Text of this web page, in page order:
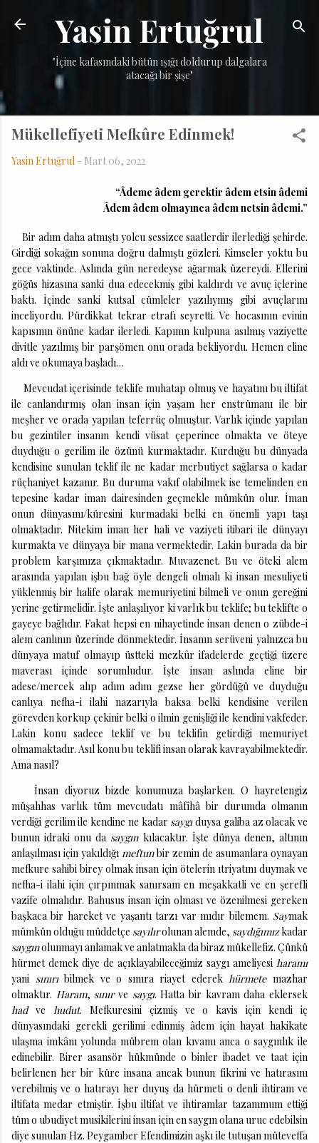
Ana içeriğe atla
Yasin Ertuğrul
"İçine kafasındaki bütün ışığı doldurup dalgalara
atacağı bir şişe"
Mükellefiyeti Mefkûre Edinmek!
Yasin Ertuğrul - Mart 06, 2022
“Âdeme âdem gerektir âdem etsin âdemi
Âdem âdem olmayınca âdem netsin âdemi.”
Bir adım daha atmıştı yolcu sessizce saatlerdir ilerlediği şehirde.
Girdiği sokağın sonuna doğru dalmıştı gözleri. Kimseler yoktu bu
gece vaktinde. Aslında gün neredeyse ağarmak üzereydi. Ellerini
göğüs hizasına sanki dua edecekmiş gibi kaldırdı ve avuç içlerine
baktı. İçinde sanki kutsal cümleler yazılıymış gibi avuçlarını
inceliyordu. Pürdikkat tekrar etrafı seyretti. Ve hocasının evinin
kapısının önüne kadar ilerledi. Kapının kulpuna asılmış vaziyette
divitle yazılmış bir parşömen onu orada bekliyordu. Hemen eline
aldı ve okumaya başladı…
Mevcudat içerisinde teklife muhatap olmuş ve hayatını bu iltifat
ile canlandırmış olan insan için yaşam her enstrümanı ile bir
meşher ve orada yapılan teferrüç olmuştur. Varlık içinde yapılan
bu gezintiler insanın kendi vüsat çeperince olmakta ve öteye
duyduğu o gerilim ile özünü kurmaktadır. Kurduğu bu dünyada
kendisine sunulan teklif ile ne kadar merbutiyet sağlarsa o kadar
rüçhaniyet kazanır. Bu duruma vakıf olabilmek ise temelinden en
tepesine kadar iman dairesinden geçmekle mümkün olur. İman
onun dünyasını/küresini kurmadaki belki en önemli yapı taşı
olmaktadır. Nitekim iman her hali ve vaziyeti itibari ile dünyayı
kurmakta ve dünyaya bir mana vermektedir. Lakin burada da bir
problem karşımıza çıkmaktadır. Muvazenet. Bu ve öteki alem
arasında yapılan işbu bağ öyle dengeli olmalı ki insan mesuliyeti
yüklenmiş bir halife olarak memuriyetini bilmeli ve onun gereğini
yerine getirmelidir. İşte anlaşılıyor ki varlık bu teklife; bu teklifte o
gayeye bağlıdır. Fakat hepsi en nihayetinde insan denen o zübde-i
alem canlının üzerinde dönmektedir. İnsanın serüveni yalnızca bu
dünyaya matuf olmayıp üstteki mezkûr ifadelerde geçtiği üzere
maverası içinde sorumludur. İşte insan aslında eline bir
adese/mercek alıp adım adım gezse her gördüğü ve duyduğu
canlıya nefha-i ilahi nazarıyla baksa belki kendisine verilen
görevden korkup çekinir belki o ilmin genişliği ile kendini vakfeder.
Lakin konu sadece teklif ve bu teklifin getirdiği memuriyet
olmamaktadır. Asıl konu bu teklifi insan olarak kavrayabilmektedir.
Ama nasıl?
İnsan diyoruz bizde konumuza başlarken. O hayretengiz
müşahhas varlık tüm mevcudatı mâfîhâ bir durumda olmanın
verdiği gerilim ile kendine ne kadar saygıduysa galiba az olacak ve
bunun idraki onu da saygınkılacaktır. İşte dünya denen, altının
anlaşılması için yakıldığı meftunbir zemin de asumanlara oynayan
mefkure sahibi birey olmak insan için ötelerin ıtriyatını duymak ve
nefha-i ilahi için çırpınmak sanırsam en meşakkatli ve en şerefli
vazife olmalıdır. Bahusus insan için olması ve özenilmesi gereken
başkaca bir hareket ve yaşantı tarzı var mıdır bilemem. Saymak
mümkün olduğu müddetçe sayılırolunan alemde, saydığımızkadar
saygınolunmayı anlamak ve anlatmakla da biraz mükellefiz. Çünkü
hürmet demek diye de açıklayabileceğimiz saygı ameliyesi haramı
yani sınırıbilmek ve o sınıra riayet ederek hürmetemazhar
olmaktır. Haram, sınırve saygı. Hatta bir kavram daha eklersek
hadve hudut. Mefkuresini çizmiş ve o kavis için kendi iç
dünyasındaki gerekli gerilimi edinmiş âdem için hayat hakikate
ulaşma imkânı yolunda mübrem olan kıvamı anca o saygınlık ile
edinebilir. Birer asansör hükmünde o binler ibadet ve taat için
belirlenen her bir küre insana ancak bunun fikrini ve hatırasını
verebilmiş ve o hatırayı her duyuş da hürmeti o denli ihtiram ve
iltifata medar etmiştir. İşbu iltifat ve ihtiramlar tazammum ettiği
tüm o ubudiyet musikilerini insan için en saygın olana uruc edebilsin
diye sunulan Hz. Peygamber Efendimizin aşkı ile tutuşan müteveffa